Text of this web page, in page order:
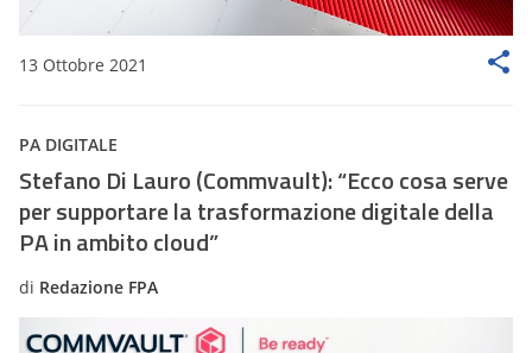
13 Ottobre 2021
PA DIGITALE
Stefano Di Lauro (Commvault): “Ecco cosa serve
per supportare la trasformazione digitale della
PA in ambito cloud”
di Redazione FPA